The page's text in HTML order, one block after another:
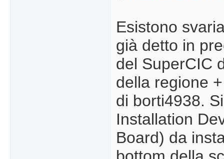
Esistono
già detto in
del SuperCIC
della regione
di borti4938.
Installation
Board) da